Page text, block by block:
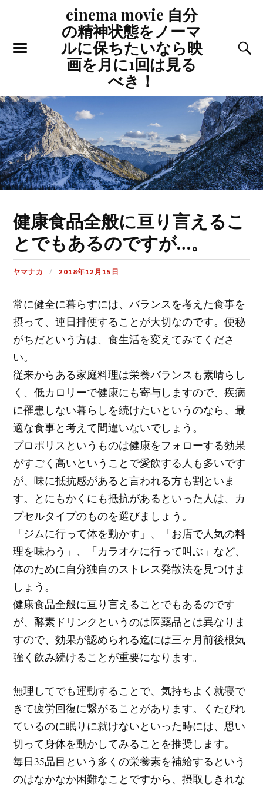
cinema movie 自分
の精神状態をノーマ
ルに保ちたいなら映
画を月に1回は見る
べき！
健康食品全般に亘り言えるこ
とでもあるのですが…。
ヤマナカ 2018年12月15日
常に健全に暮らすには、バランスを考えた食事を
摂って、連日排便することが大切なのです。便秘
がちだという方は、食生活を変えてみてくださ
い。
従来からある家庭料理は栄養バランスも素晴らし
く、低カロリーで健康にも寄与しますので、疾病
に罹患しない暮らしを続けたいというのなら、最
適な食事と考えて間違いないでしょう。
プロポリスというものは健康をフォローする効果
がすごく高いということで愛飲する人も多いです
が、味に抵抗感があると言われる方も割といま
す。とにもかくにも抵抗があるといった人は、カ
プセルタイプのものを選びましょう。
「ジムに行って体を動かす」、「お店で人気の料
理を味わう」、「カラオケに行って叫ぶ」など、
体のために自分独自のストレス発散法を見つけま
しょう。
健康食品全般に亘り言えることでもあるのです
が、酵素ドリンクというのは医薬品とは異なりま
すので、効果が認められる迄には三ヶ月前後根気
強く飲み続けることが重要になります。
無理してでも運動することで、気持ちよく就寝で
きて疲労回復に繋がることがあります。くたびれ
ているのに眠りに就けないといった時には、思い
切って身体を動かしてみることを推奨します。
毎日35品目という多くの栄養素を補給するという
のはなかなか困難なことですから、摂取しきれな